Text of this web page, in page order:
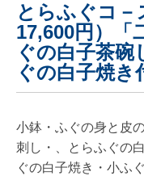
とらふぐコ
17,600円）
ぐの白子茶
ぐの白子焼き
小鉢・ふぐの身と皮
刺し・、とらふぐの
ぐの白子焼き・小ふ